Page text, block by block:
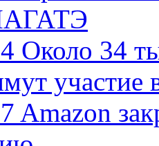
Около 34
участие
Amazon